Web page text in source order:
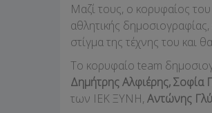
Μαζί τους, ο κορυφαίος
αθλητικής
στίγμα της τέχνης του και
Το κορυφαίο team
Δημήτρης Αλφιέρης,
των ΙΕΚ ΞΥΝΗ, Αντώνης